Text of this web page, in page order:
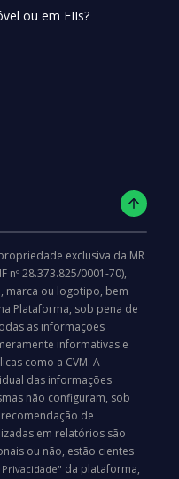
ou em FIIs?
exclusiva da MR
nº 28.373.825/0001-70),
marca ou logotipo, bem
Plataforma, sob pena de
as informações
informativas e
como a CVM. A
das informações
não configuram, sob
de
em relatórios são
ou não, estão cientes
da plataforma,